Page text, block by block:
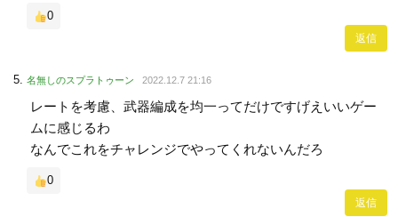
0
返信
名無しのスプラトゥーン 2022.12.7 21:16
レートを考慮、武器編成を均一ってだけですげえいいゲー
ムに感じるわ
なんでこれをチャレンジでやってくれないんだろ
0
返信